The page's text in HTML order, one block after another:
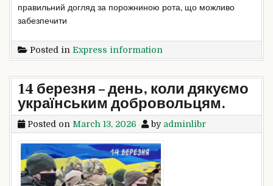
правильний догляд за порожниною рота, що можливо
забезпечити
Posted in Express information
14 березня – день, коли дякуємо
українським добровольцям.
Posted on March 13, 2026 by adminlibr